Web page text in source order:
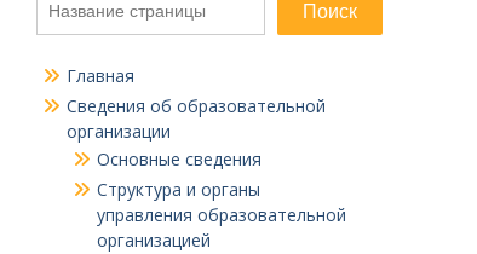
Поиск
Главная
Сведения об образовательной
организации
Основные сведения
Структура и органы
управления образовательной
организацией